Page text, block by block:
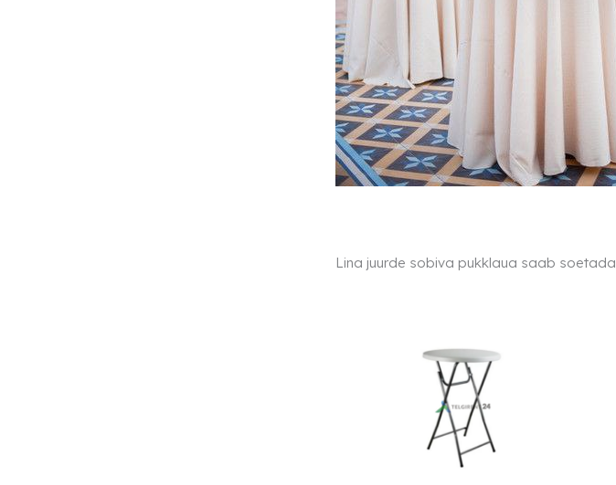
Lina juurde sobiva pukklaua saab soetada